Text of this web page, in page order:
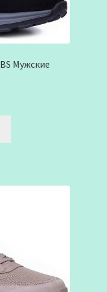
Мужские